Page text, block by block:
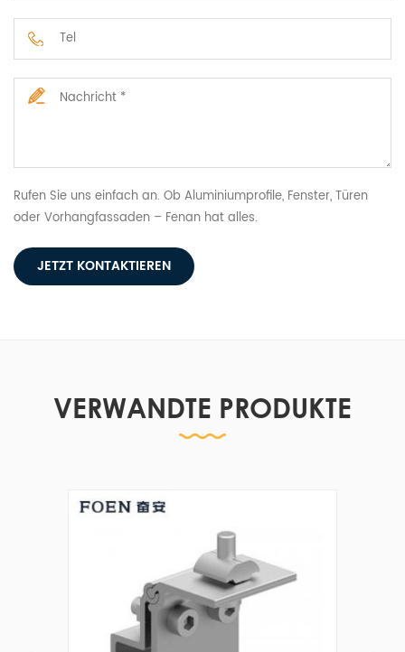
Rufen Sie uns einfach an. Ob Aluminiumprofile, Fenster, Türen
oder Vorhangfassaden – Fenan hat alles.
JETZT KONTAKTIEREN
VERWANDTE PRODUKTE